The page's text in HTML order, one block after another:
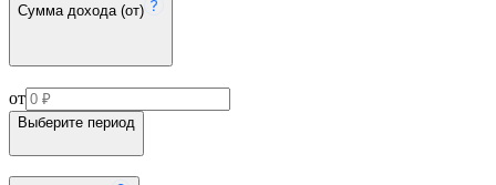
Сумма дохода (от)
от
Выберите период